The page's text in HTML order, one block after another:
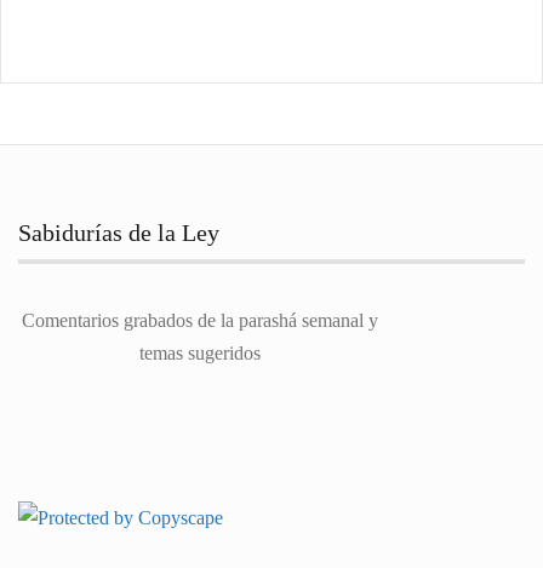
Sabidurías de la Ley
Comentarios grabados de la parashá semanal y
temas sugeridos